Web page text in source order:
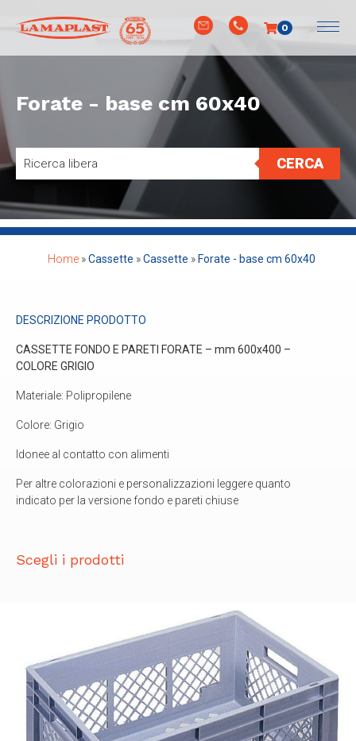
0
Forate - base cm 60x40
CERCA
»
Home »
Cassette »
Cassette Forate - base cm 60x40
DESCRIZIONE PRODOTTO
CASSETTE FONDO E PARETI FORATE – mm 600x400 –
COLORE GRIGIO
Materiale: Polipropilene
Colore: Grigio
Idonee al contatto con alimenti
Per altre colorazioni e personalizzazioni leggere quanto
indicato per la versione fondo e pareti chiuse
Scegli i prodotti